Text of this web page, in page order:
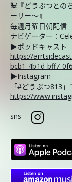
🐩『どうぶつとの
ーリー～』
毎週月曜日朝配信
ナビゲーター：
▶ポッドキャスト
https://
bcb1-4b1d-bff7-
▶Instagram
「#どうぶつ813
https://
sns